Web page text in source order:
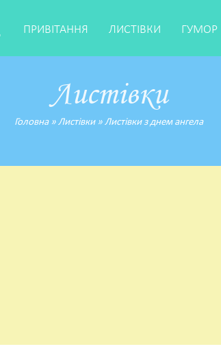
ПРИВІТАННЯ ЛИСТІВКИ ГУМОР
Листівки
Головна» Листівки» Листівки з днем ангела